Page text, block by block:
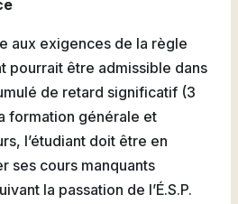
aux exigences de la règle
pourrait être admissible dans
de retard significatif (3
formation générale et
l’étudiant doit être en
ses cours manquants
la passation de l’É.S.P.